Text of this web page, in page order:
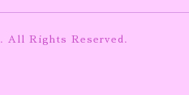
. All Rights Reserved.